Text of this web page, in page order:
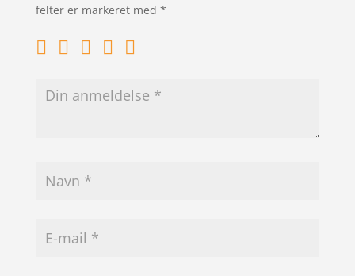
felter er markeret med *